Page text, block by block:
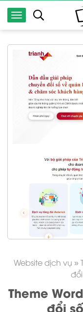
Website dịch vụ »
Theme
đổi